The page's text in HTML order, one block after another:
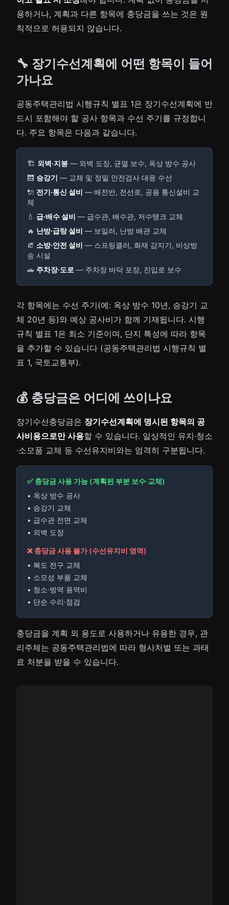
용하거나, 계획과 다른 항목에 충당금을 쓰는 것은 원
칙적으로 허용되지 않습니다.
🔧 장기수선계획에 어떤 항목이 들어
가나요
공동주택관리법 시행규칙 별표 1은 장기수선계획에 반
드시 포함해야 할 공사 항목과 수선 주기를 규정합니
다. 주요 항목은 다음과 같습니다.
🏗️ 외벽·지붕 — 외벽 도장, 균열 보수, 옥상 방수 공사
🛗 승강기 — 교체 및 정밀 안전검사 대응 수선
🔌 전기·통신 설비 — 배전반, 전선로, 공용 통신설비 교
체
💧 급·배수 설비 — 급수관, 배수관, 저수탱크 교체
🔥 난방·급탕 설비 — 보일러, 난방 배관 교체
🧯 소방·안전 설비 — 스프링클러, 화재 감지기, 비상방
송 시설
🚗 주차장·도로 — 주차장 바닥 포장, 진입로 보수
각 항목에는 수선 주기(예: 옥상 방수 10년, 승강기 교
체 20년 등)와 예상 공사비가 함께 기재됩니다. 시행
규칙 별표 1은 최소 기준이며, 단지 특성에 따라 항목
을 추가할 수 있습니다 (공동주택관리법 시행규칙 별
표 1, 국토교통부).
💰 충당금은 어디에 쓰이나요
장기수선충당금은 장기수선계획에 명시된 항목의 공
사비용으로만 사용할 수 있습니다. 일상적인 유지·청소
·소모품 교체 등 수선유지비와는 엄격히 구분됩니다.
✅ 충당금 사용 가능 (계획된 부분 보수·교체)
• 옥상 방수 공사
• 승강기 교체
• 급수관 전면 교체
• 외벽 도장
❌ 충당금 사용 불가 (수선유지비 영역)
• 복도 전구 교체
• 소모성 부품 교체
• 청소·방역 용역비
• 단순 수리·점검
충당금을 계획 외 용도로 사용하거나 유용한 경우, 관
리주체는 공동주택관리법에 따라 형사처벌 또는 과태
료 처분을 받을 수 있습니다.